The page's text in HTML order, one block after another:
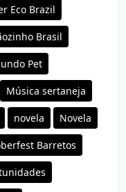
Eco Brazil
Brasil
Pet
Música sertaneja
novela Novela
Barretos